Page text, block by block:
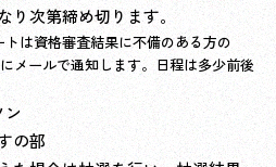
り次第締め切ります。
は資格審査結果に不備のある方の
メールで通知します。日程は多少前後
ン
の部